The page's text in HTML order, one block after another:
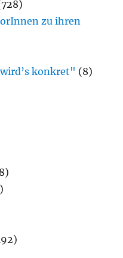
zu ihren
konkret" (8)